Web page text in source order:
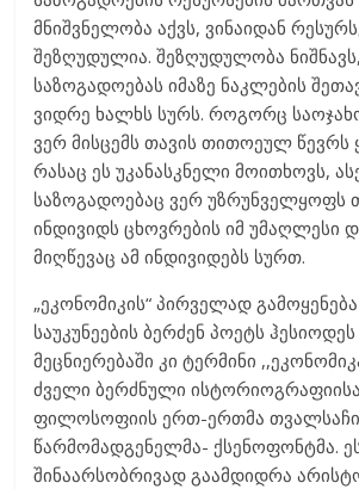
მნიშვნელობა აქვს, ვინაიდან
შეზღუდულია. შეზღუდულობა
საზოგადოებას იმაზე ნაკლების
ვიდრე ხალხს სურს. როგორც
ვერ მისცემს თავის თითოეულ
რასაც ეს უკანასკნელი მოითხოვს,
საზოგადოებაც ვერ
ინდივიდს ცხოვრების იმ უმაღლესი
მიღწევაც ამ ინდივიდებს სურთ.
„ეკონომიკის“ პირველად გამოყენება
საუკუნეების ბერძენ პოეტს ჰესიოდეს
მეცნიერებაში კი ტერმინი
ძველი ბერძნული
ფილოსოფიის ერთ-ერთმა
წარმომადგენელმა- ქსენოფონტმა.
შინაარსობრივად გაამდიდრა